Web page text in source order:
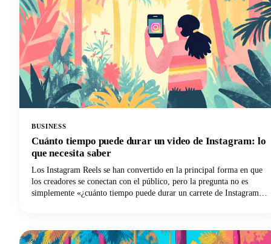
BUSINESS
Cuánto tiempo puede durar un video de Instagram: lo
que necesita saber
Los Instagram Reels se han convertido en la principal forma en que
los creadores se conectan con el público, pero la pregunta no es
simplemente «¿cuánto tiempo puede durar un carrete de Instagram?»
en 2025, desde los límites técnicos hasta las decisiones estratégicas